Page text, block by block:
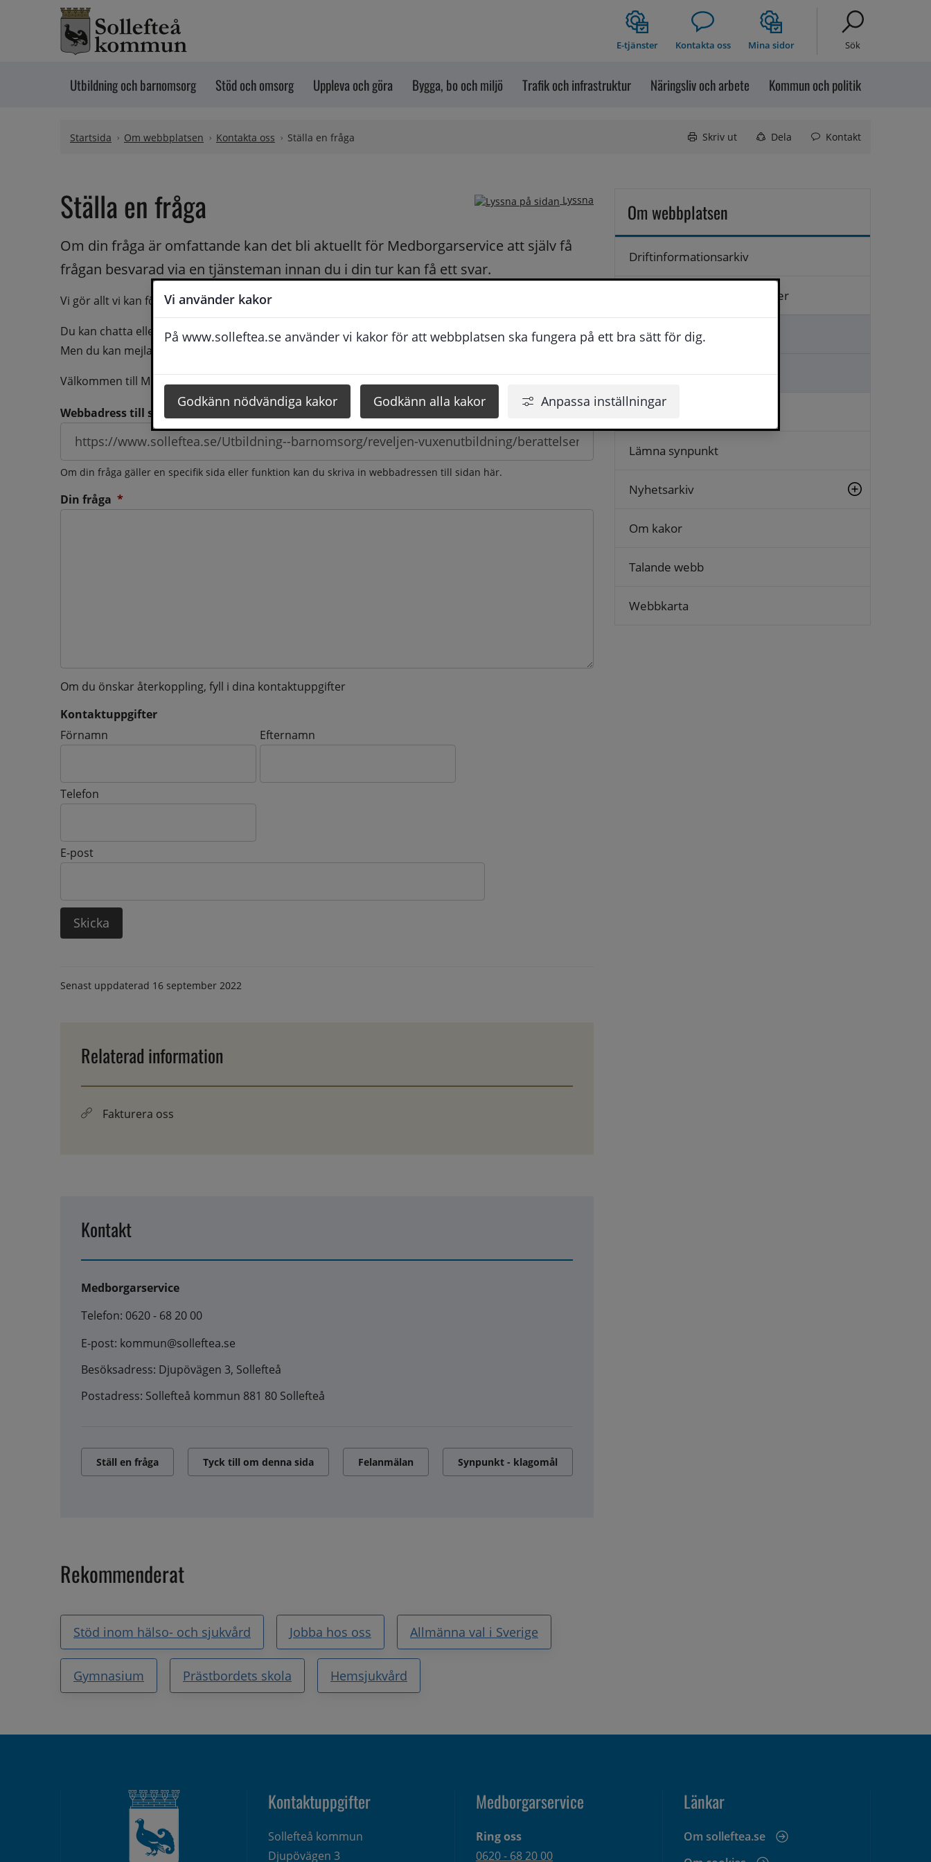
Vi använder kakor
På www.solleftea.se använder vi kakor för att webbplatsen ska fungera på ett bra sätt för dig.
Godkänn nödvändiga kakor Godkänn alla kakor Anpassa inställningar
Hoppa till innehåll
E-tjänster Kontakta oss Mina sidor Sök
Utbildning och barnomsorg Stöd och omsorg Uppleva och göra Bygga, bo och miljö Trafik och infrastruktur Näringsliv och arbete Kommun och politik
Startsida Om webbplatsen Kontakta oss Ställa en fråga Skriv ut Dela Kontakt
Lyssna
Ställa en fråga
Om din fråga är omfattande kan det bli aktuellt för Medborgarservice att själv få
frågan besvarad via en tjänsteman innan du i din tur kan få ett svar.
Vi gör allt vi kan för att du ska få hjälp och svar på dina frågor fortast möjligt.
Du kan chatta eller ringa oss med din fråga så besvarar vi dig så snabbt som möjligt under arbetstid.
Men du kan mejla oss din fråga dygnt runt och du få svaret inom 2 - 4 arbetsdagar.
Välkommen till Medborgarservice!
Webbadress till sidan som frågan berör
Om din fråga gäller en specifik sida eller funktion kan du skriva in webbadressen till sidan här.
Din fråga *
Om du önskar återkoppling, fyll i dina kontaktuppgifter
Kontaktuppgifter
Kontaktuppgifter
Förnamn Efternamn
Telefon
E-post
Senast uppdaterad 16 september 2022
Relaterad information
Fakturera oss
Kontakt
Medborgarservice
Telefon: 0620 - 68 20 00
E-post: kommun@solleftea.se
Besöksadress: Djupövägen 3, Sollefteå
Postadress: Sollefteå kommun 881 80 Sollefteå
Ställ en fråga Tyck till om denna sida Felanmälan Synpunkt - klagomål
Rekommenderat
Stöd inom hälso- och sjukvård Jobba hos oss Allmänna val i Sverige
Gymnasium Prästbordets skola Hemsjukvård
Om webbplatsen
Driftinformationsarkiv
Hantering av personuppgifter
Kontakta oss
Ställa en fråga
Logga in
Lämna synpunkt
Nyhetsarkiv
Om kakor
Talande webb
Webbkarta
Kontaktuppgifter
Sollefteå kommun
Djupövägen 3
Medborgarservice
Ring oss
0620 - 68 20 00
Länkar
Om solleftea.se